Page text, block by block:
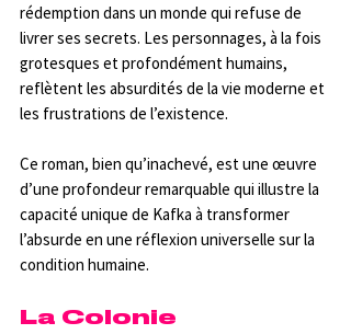
rédemption dans un monde qui refuse de
livrer ses secrets. Les personnages, à la fois
grotesques et profondément humains,
reflètent les absurdités de la vie moderne et
les frustrations de l’existence.
Ce roman, bien qu’inachevé, est une œuvre
d’une profondeur remarquable qui illustre la
capacité unique de Kafka à transformer
l’absurde en une réflexion universelle sur la
condition humaine.
La Colonie